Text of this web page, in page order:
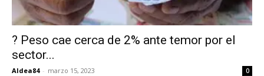
? Peso cae cerca de 2% ante temor por el
sector...
Aldea84 - marzo 15, 2023 0